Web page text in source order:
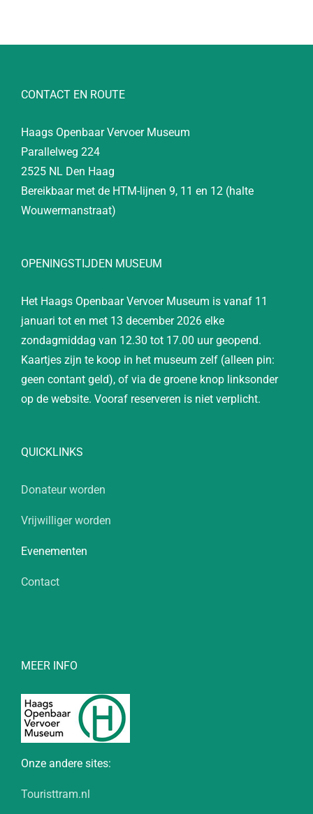
CONTACT EN ROUTE
Haags Openbaar Vervoer Museum
Parallelweg 224
2525 NL Den Haag
Bereikbaar met de HTM-lijnen 9, 11 en 12 (halte
Wouwermanstraat)
OPENINGSTIJDEN MUSEUM
Het Haags Openbaar Vervoer Museum is vanaf 11
januari tot en met 13 december 2026 elke
zondagmiddag van 12.30 tot 17.00 uur geopend.
Kaartjes zijn te koop in het museum zelf (alleen pin:
geen contant geld), of via de groene knop linksonder
op de website. Vooraf reserveren is niet verplicht.
QUICKLINKS
Donateur worden
Vrijwilliger worden
Evenementen
Contact
MEER INFO
Onze andere sites:
Touristtram.nl